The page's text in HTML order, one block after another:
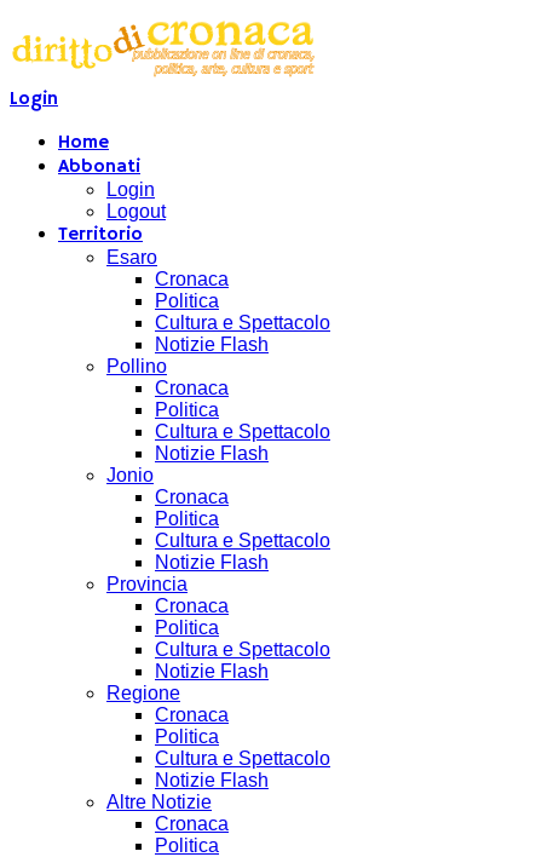
Login
Home
Abbonati
Login
Logout
Territorio
Esaro
Cronaca
Politica
Cultura e Spettacolo
Notizie Flash
Pollino
Cronaca
Politica
Cultura e Spettacolo
Notizie Flash
Jonio
Cronaca
Politica
Cultura e Spettacolo
Notizie Flash
Provincia
Cronaca
Politica
Cultura e Spettacolo
Notizie Flash
Regione
Cronaca
Politica
Cultura e Spettacolo
Notizie Flash
Altre Notizie
Cronaca
Politica